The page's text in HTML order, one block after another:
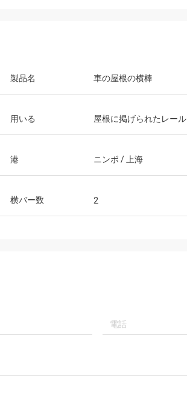
製品名 車の屋根の横棒
用いる 屋根に掲げられたレール
港 ニンボ / 上海
横バー数 2